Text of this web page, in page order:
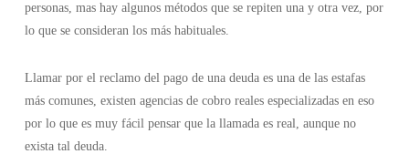
personas, mas hay algunos métodos que se repiten una y otra vez, por
lo que se consideran los más habituales.
Llamar por el reclamo del pago de una deuda es una de las estafas
más comunes, existen agencias de cobro reales especializadas en eso
por lo que es muy fácil pensar que la llamada es real, aunque no
exista tal deuda.